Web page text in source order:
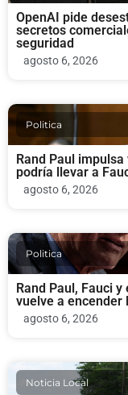
OpenAI pide
secretos
seguridad
agosto 6, 2026
Politica
Rand Paul
podría llevar a
agosto 6, 2026
Politica
Rand Paul, Fauci y
vuelve a encender
agosto 6, 2026
Noticia Local